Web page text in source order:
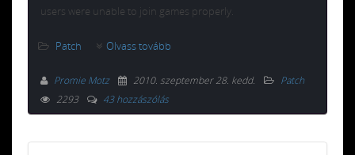
users were unable to join games properly.
Patch Olvass tovább
Promie Motz 2010. szeptember 28. kedd.
Patch
2293
43 hozzászólás